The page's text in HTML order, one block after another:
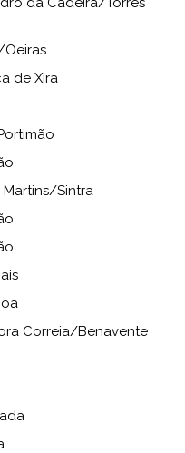
de Xira
Sintra
Correia/Benavente